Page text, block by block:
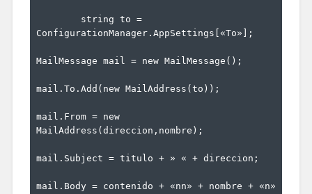
	string
to =
ConfigurationManager.AppSettings[ «To» ];
MailMessage mail = new MailMessage();
mail.To.Add( new MailAddress(to));
mail.From = new
MailAddress(direccion,nombre);
mail.Subject = titulo + » « + direccion;
mail.Body = contenido + «nn» + nombre + «n»